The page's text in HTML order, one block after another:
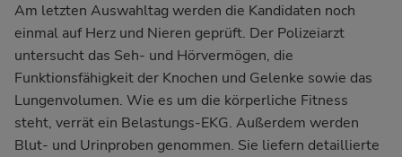
Am letzten Auswahltag werden die Kandidaten noch
einmal auf Herz und Nieren geprüft. Der Polizeiarzt
untersucht das Seh- und Hörvermögen, die
Funktionsfähigkeit der Knochen und Gelenke sowie das
Lungenvolumen. Wie es um die körperliche Fitness
steht, verrät ein Belastungs-EKG. Außerdem werden
Blut- und Urinproben genommen. Sie liefern detaillierte